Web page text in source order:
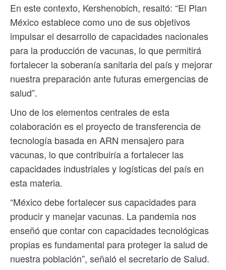
En este contexto, Kershenobich, resaltó: “El Plan
México establece como uno de sus objetivos
impulsar el desarrollo de capacidades nacionales
para la producción de vacunas, lo que permitirá
fortalecer la soberanía sanitaria del país y mejorar
nuestra preparación ante futuras emergencias de
salud”.
Uno de los elementos centrales de esta
colaboración es el proyecto de transferencia de
tecnología basada en ARN mensajero para
vacunas, lo que contribuiría a fortalecer las
capacidades industriales y logísticas del país en
esta materia.
“México debe fortalecer sus capacidades para
producir y manejar vacunas. La pandemia nos
enseñó que contar con capacidades tecnológicas
propias es fundamental para proteger la salud de
nuestra población”, señaló el secretario de Salud.